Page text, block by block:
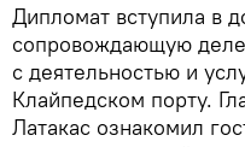
Дипломат вступила в
сопровождающую
с деятельностью и
Клайпедском порту.
Латакас ознакомил